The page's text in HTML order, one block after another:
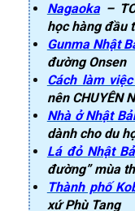
Nagaoka–
học hàng đầu
Gunma Nhật
đường Onsen
Cách làm
nên CHUYÊN
Nhà ở Nhật
dành cho du
Lá đỏ Nhật
đường” mùa
Thành phố
xứ Phù Tang